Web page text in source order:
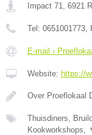
Impact 71 6921
Tel: 0651001773
E-mail ›
Website: https://
Over Proeflokaal
Thuisdiners,
Kookworkshops,